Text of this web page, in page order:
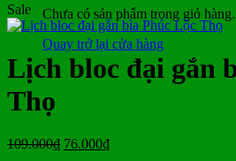
Chưa có sản phẩm trong giỏ hàng.
Quay trở lại cửa hàng
Sale
Lịch bloc đại gắn
Thọ
109.000₫ Giá
76.000₫Giá